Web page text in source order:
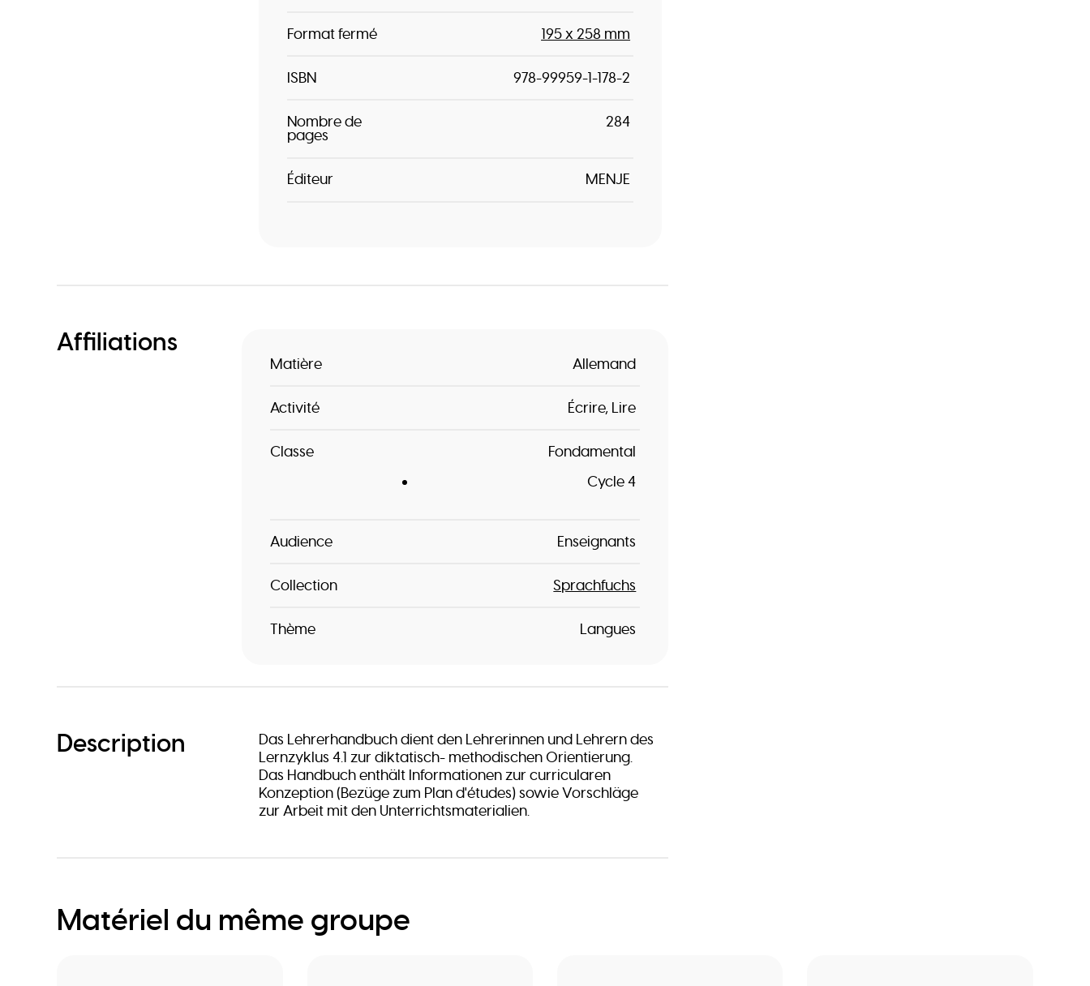
Format fermé 195 x 258 mm
ISBN 978-99959-1-178-2
Nombre de
pages
284
Éditeur MENJE
Affiliations
Matière Allemand
Activité Écrire Lire
Classe
Fondamental
Cycle 4
Audience Enseignants
Collection Sprachfuchs
Thème Langues
Description
Das Lehrerhandbuch dient den Lehrerinnen und Lehrern des
Lernzyklus 4.1 zur diktatisch- methodischen Orientierung.
Das Handbuch enthält Informationen zur curricularen
Konzeption (Bezüge zum Plan d'études) sowie Vorschläge
zur Arbeit mit den Unterrichtsmaterialien.
Matériel du même groupe